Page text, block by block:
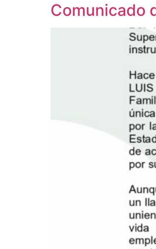
Comunicado